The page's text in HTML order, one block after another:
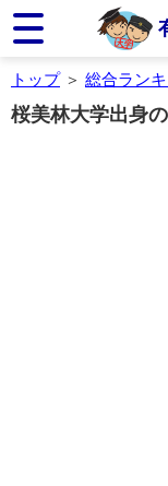
トップ＞ 総合ラン
桜美林大学出身